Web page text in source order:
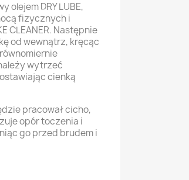
olejem DRY LUBE,
fizycznych i
CLEANER. Następnie
od wewnątrz, kręcąc
wytrzeć
cienką
pracował cicho,
opór toczenia i
go przed brudem i